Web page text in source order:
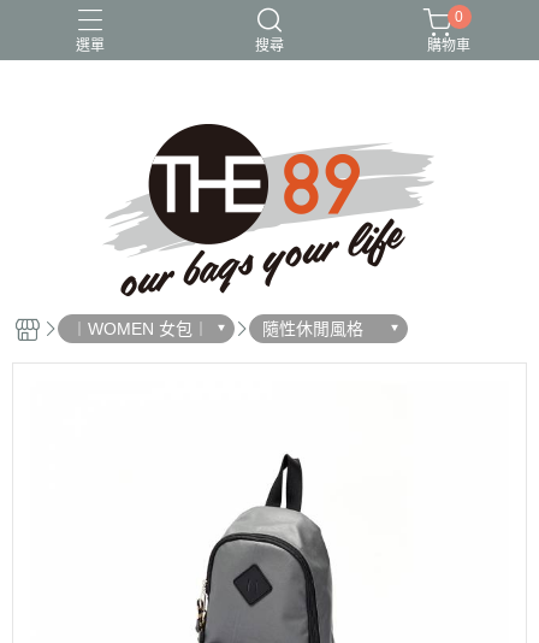
選單 搜尋
後背包 斜背包 水桶包 貓頭鷹
0
購物車
︱WOMEN 女包︱ 隨性休閒風格